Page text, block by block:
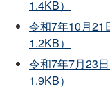
1.4KB）
令和7年10月21
1.2KB）
令和7年7月23
1.9KB）